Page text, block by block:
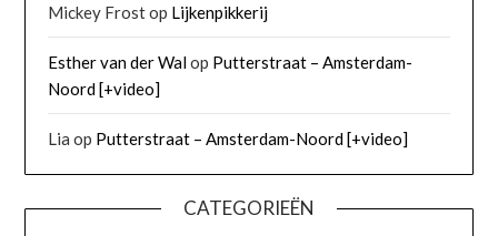
Mickey Frostop Lijkenpikkerij
Esther van der Walop Putterstraat – Amsterdam-
Noord [+video]
Lia op Putterstraat – Amsterdam-Noord [+video]
CATEGORIEËN